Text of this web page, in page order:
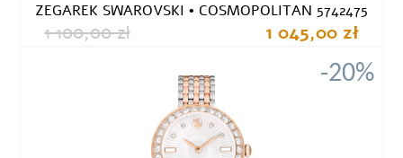
ZEGAREK SWAROVSKI • COSMOPOLITAN 5742475
1 100,00 zł 1 045,00 zł
-20%